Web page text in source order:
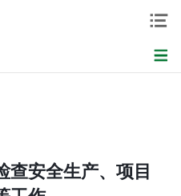
查安全生产、项目